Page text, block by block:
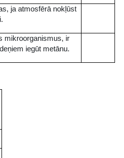
ja atmosfērā nokļūst
mikroorganismus, ir
iegūt metānu.